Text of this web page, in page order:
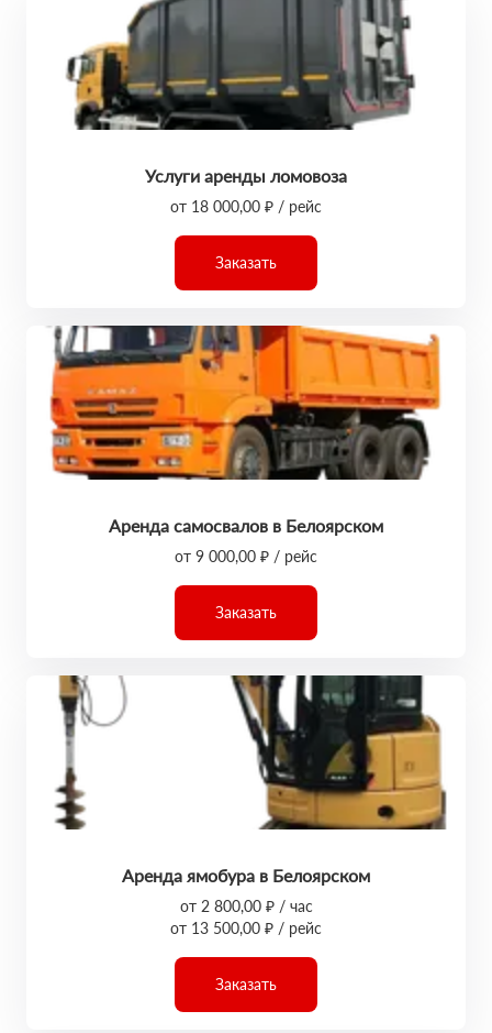
Услуги аренды ломовоза
от 18 000,00 ₽ / рейс
Заказать
Аренда самосвалов в Белоярском
от 9 000,00 ₽ / рейс
Заказать
Аренда ямобура в Белоярском
от 2 800,00 ₽ / час
от 13 500,00 ₽ / рейс
Заказать